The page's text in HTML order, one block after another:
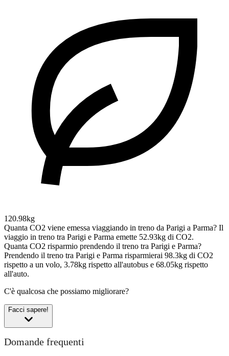
120.98kg
Quanta CO2 viene emessa viaggiando in treno da Parigi a Parma? Il
viaggio in treno tra Parigi e Parma emette 52.93kg di CO2.
Quanta CO2 risparmio prendendo il treno tra Parigi e Parma?
Prendendo il treno tra Parigi e Parma risparmierai 98.3kg di CO2
rispetto a un volo, 3.78kg rispetto all'autobus e 68.05kg rispetto
all'auto.
C'è qualcosa che possiamo migliorare?
Facci sapere!
Domande frequenti